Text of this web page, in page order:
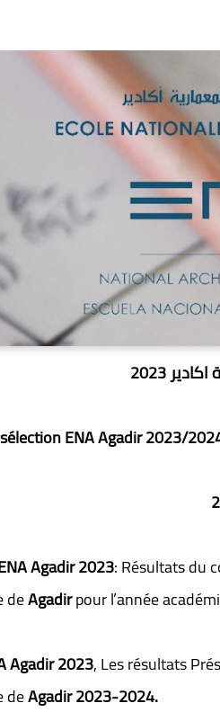
ENA Agadir 2023/
Agadir 2023: Résultats du
deAgadirpour l’année
Agadir 2023,Les résultats
deAgadir2023-2024.